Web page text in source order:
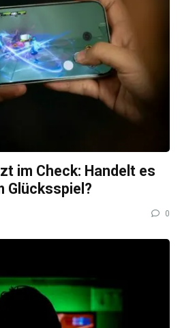
im Check: Handelt es
Glücksspiel?
0